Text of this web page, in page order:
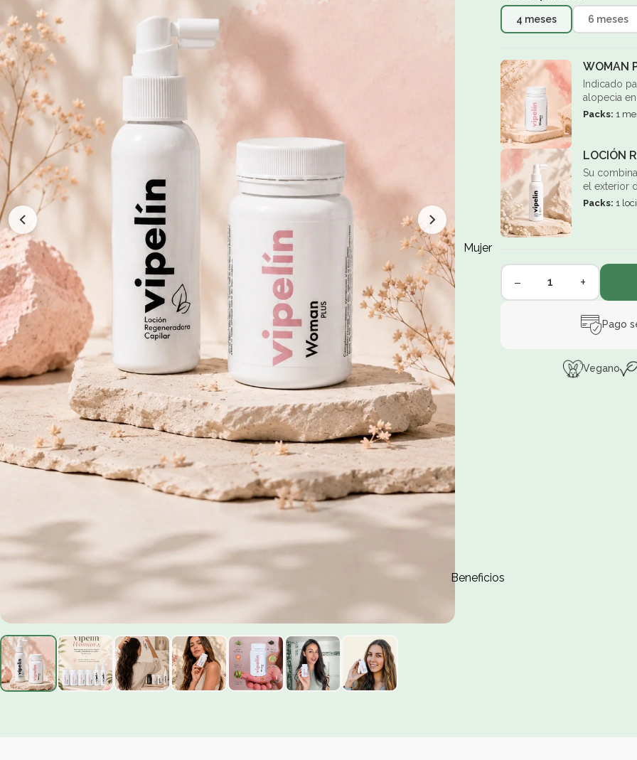
Mujer
Beneficios
4 meses 6 meses
WOMAN
Indicado
alopecia
Packs: 1
LOCIÓN
Su
el exterior
Packs: 1
− +
Pago
Vegano